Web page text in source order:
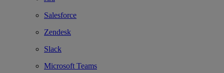
Salesforce
Zendesk
Slack
Microsoft Teams